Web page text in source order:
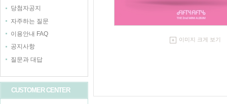
당첨자공지
자주하는 질문
이용안내 FAQ
공지사항
질문과 대답
CUSTOMER CENTER
이미지 크게 보기